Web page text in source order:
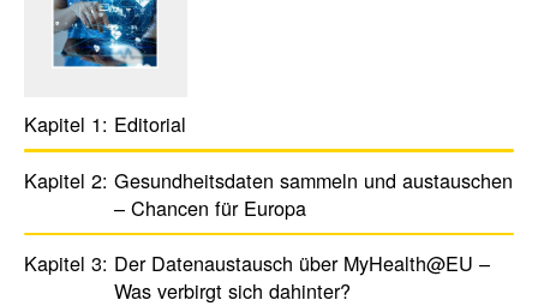
Kapitel 1: Edito­rial
Kapitel 2: Gesund­heits­daten sammeln und austau­schen
– Chancen für Europa
Kapitel 3: Der Daten­aus­tausch über MyHe­alth@EU –
Was verbirgt sich dahinter?